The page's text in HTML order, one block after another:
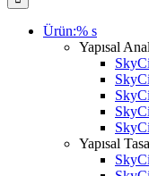
Ürün:% s
Yapısal
Yapısal